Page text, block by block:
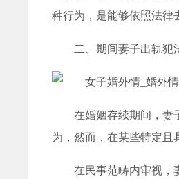
种行为，是能够依照法律
二、期间妻子出轨犯
在婚姻存续期间，妻
为，然而，在某些特定且
在民事范畴内审视，